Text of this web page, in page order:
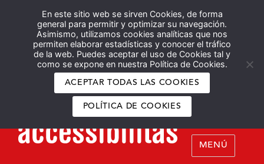
En este sitio web se sirven Cookies, de forma
general para permitir y optimizar su navegación.
Asimismo, utilizamos cookies analíticas que nos
permiten elaborar estadísticas y conocer el tráfico
de la web. Puedes aceptar el uso de Cookies tal y
como se expone en nuestra Política de Cookies.
ACEPTAR TODAS LAS COOKIES
POLÍTICA DE COOKIES
Español English
MENÚ